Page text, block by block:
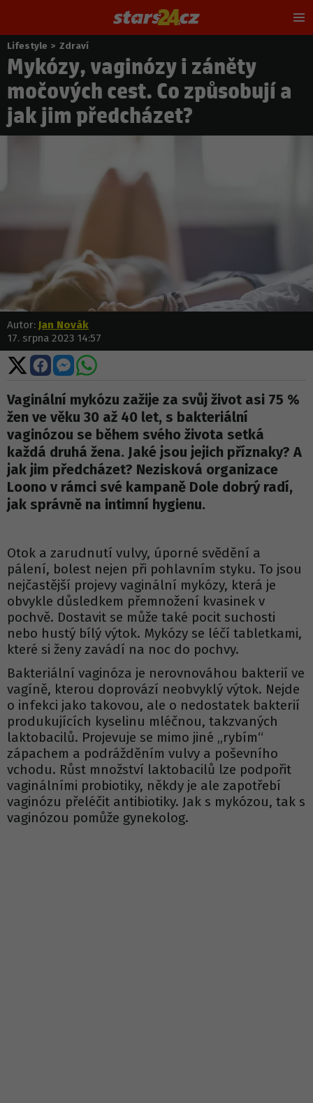
Nacházíte
se
zde:
Lifestyle > Zdraví
Mykózy, vaginózy i záněty
močových cest. Co způsobují a
jak jim předcházet?
Autor: Jan Novák
17. srpna 2023 14:57
Sdílet
na
X
Sdílet
na
Facebooku
Sdílet
na
Messengeru
Sdílet
WhatsApp
Vaginální mykózu zažije za svůj život asi 75 %
žen ve věku 30 až 40 let, s bakteriální
vaginózou se během svého života setká
každá druhá žena. Jaké jsou jejich příznaky? A
jak jim předcházet? Nezisková organizace
Loono v rámci své kampaně Dole dobrý radí,
jak správně na intimní hygienu.
Otok a zarudnutí vulvy, úporné svědění a
pálení, bolest nejen při pohlavním styku. To jsou
nejčastější projevy vaginální mykózy, která je
obvykle důsledkem přemnožení kvasinek v
pochvě. Dostavit se může také pocit suchosti
nebo hustý bílý výtok. Mykózy se léčí tabletkami,
které si ženy zavádí na noc do pochvy.
Bakteriální vaginóza je nerovnováhou bakterií ve
vagíně, kterou doprovází neobvyklý výtok. Nejde
o infekci jako takovou, ale o nedostatek bakterií
produkujících kyselinu mléčnou, takzvaných
laktobacilů. Projevuje se mimo jiné „rybím“
zápachem a podrážděním vulvy a poševního
vchodu. Růst množství laktobacilů lze podpořit
vaginálními probiotiky, někdy je ale zapotřebí
vaginózu přeléčit antibiotiky. Jak s mykózou, tak s
vaginózou pomůže gynekolog.